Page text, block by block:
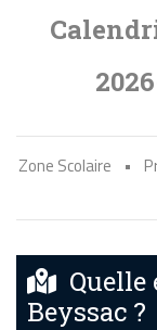
Zone Scolaire •
Quelle
Beyssac ?